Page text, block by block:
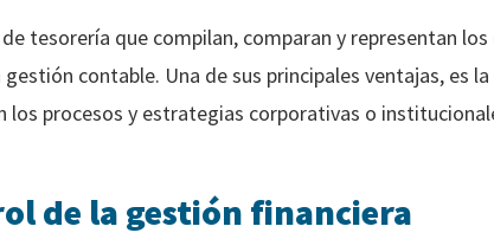
tesorería que compilan, comparan y representan
contable. Una de sus principales ventajas, es
los procesos y estrategias corporativas o
de la gestión financiera